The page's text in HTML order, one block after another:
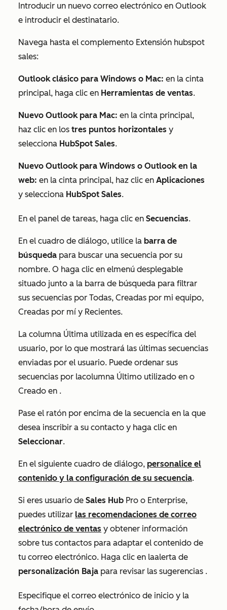
Introducir un nuevo correo electrónico en Outlook
e introducir el destinatario.
Navega hasta el complemento Extensión hubspot
sales:
Outlook clásico para Windows o Mac: en la cinta
principal, haga clic en Herramientas de ventas.
Nuevo Outlook para Mac: en la cinta principal,
haz clic en los tres puntos horizontales y
selecciona HubSpot Sales.
Nuevo Outlook para Windows o Outlook en la
web: en la cinta principal, haz clic en Aplicaciones
y selecciona HubSpot Sales.
En el panel de tareas, haga clic en Secuencias.
En el cuadro de diálogo, utilice la barra de
búsqueda para buscar una secuencia por su
nombre. O haga clic en elmenú desplegable
situado junto a la barra de búsqueda para filtrar
sus secuencias por Todas, Creadas por mi equipo,
Creadas por mí y Recientes.
La columna Última utilizada en es específica del
usuario, por lo que mostrará las últimas secuencias
enviadas por el usuario. Puede ordenar sus
secuencias por lacolumna Último utilizado en o
Creado en .
Pase el ratón por encima de la secuencia en la que
desea inscribir a su contacto y haga clic en
Seleccionar.
En el siguiente cuadro de diálogo, personalice el
contenido y la configuración de su secuencia.
Si eres usuario de Sales Hub Pro o Enterprise,
puedes utilizar las recomendaciones de correo
electrónico de ventas y obtener información
sobre tus contactos para adaptar el contenido de
tu correo electrónico. Haga clic en laalerta de
personalización Baja para revisar las sugerencias .
Especifique el correo electrónico de inicio y la